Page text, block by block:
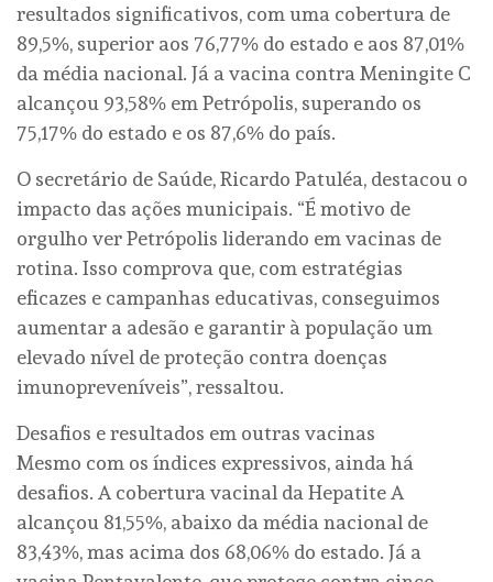
resultados significativos, com uma cobertura de
89,5%, superior aos 76,77% do estado e aos 87,01%
da média nacional. Já a vacina contra Meningite C
alcançou 93,58% em Petrópolis, superando os
75,17% do estado e os 87,6% do país.
O secretário de Saúde, Ricardo Patuléa, destacou o
impacto das ações municipais. “É motivo de
orgulho ver Petrópolis liderando em vacinas de
rotina. Isso comprova que, com estratégias
eficazes e campanhas educativas, conseguimos
aumentar a adesão e garantir à população um
elevado nível de proteção contra doenças
imunopreveníveis”, ressaltou.
Desafios e resultados em outras vacinas
Mesmo com os índices expressivos, ainda há
desafios. A cobertura vacinal da Hepatite A
alcançou 81,55%, abaixo da média nacional de
83,43%, mas acima dos 68,06% do estado. Já a